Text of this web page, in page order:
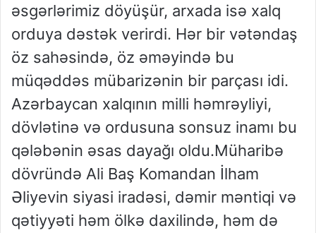
əsgərlərimiz döyüşür, arxada isə xalq
orduya dəstək verirdi. Hər bir vətəndaş
öz sahəsində, öz əməyində bu
müqəddəs mübarizənin bir parçası idi.
Azərbaycan xalqının milli həmrəyliyi,
dövlətinə və ordusuna sonsuz inamı bu
qələbənin əsas dayağı oldu.Müharibə
dövründə Ali Baş Komandan İlham
Əliyevin siyasi iradəsi, dəmir məntiqi və
qətiyyəti həm ölkə daxilində, həm də